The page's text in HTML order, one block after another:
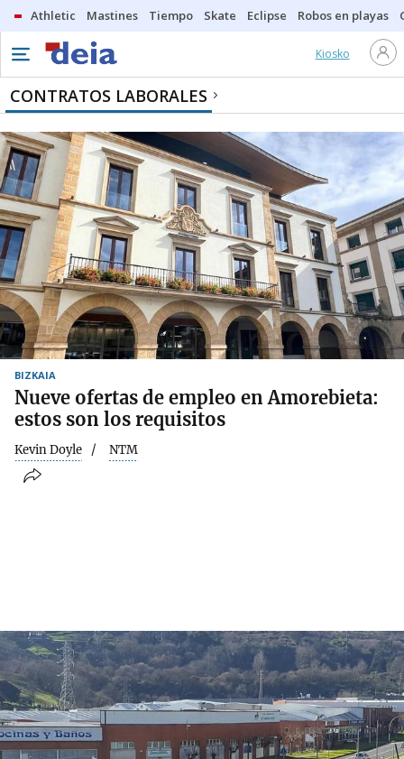
Athletic Mastines Tiempo Skate Eclipse Robos en playas
Kiosko
CONTRATOS LABORALES
BIZKAIA
Nueve ofertas de empleo en Amorebieta:
estos son los requisitos
Kevin Doyle NTM